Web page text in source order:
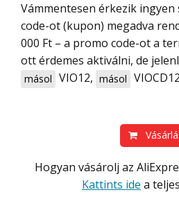
Vámmentesen érkezik ingyen szállítással és promo
code-ot (kupon) megadva
000 Ft – a promo code-ot a
ott érdemes aktiválni, de
másol VIO12, másol VIOCD12
Hogyan vásárolj az
Kattints ide a